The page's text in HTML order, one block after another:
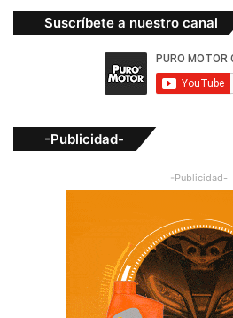
Suscríbete a nuestro canal
-Publicidad-
-Publicidad-